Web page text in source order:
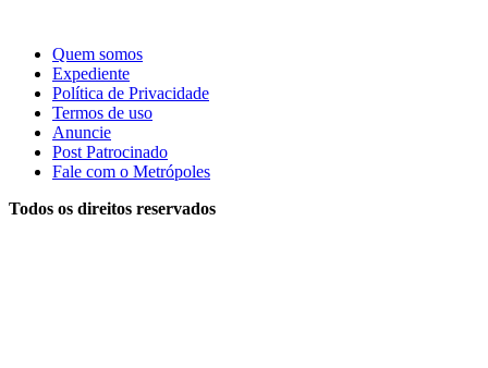
Quem somos
Expediente
Política de Privacidade
Termos de uso
Anuncie
Post Patrocinado
Fale com o Metrópoles
Todos os direitos reservados